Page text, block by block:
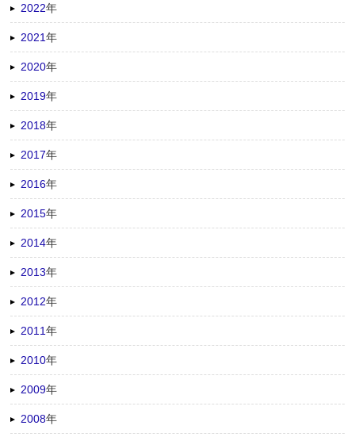
2022年
2021年
2020年
2019年
2018年
2017年
2016年
2015年
2014年
2013年
2012年
2011年
2010年
2009年
2008年